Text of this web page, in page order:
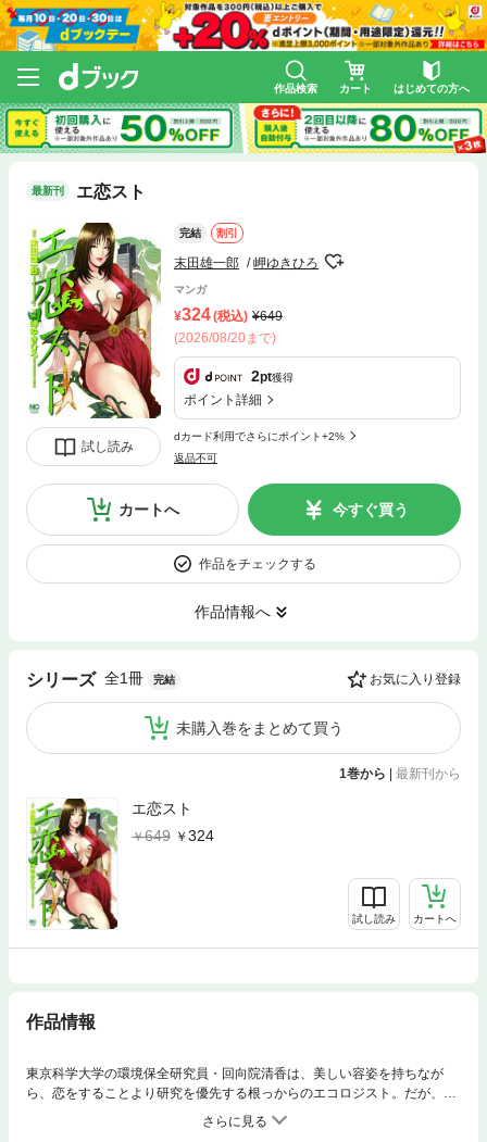
作品検索 カート はじめての方へ
最新刊 エ恋スト
試し読み
完結 割引
末田雄一郎 岬ゆきひろ
マンガ
324(税込)
649
(2026/08/20まで)
2pt獲得
ポイント詳細
dカード利用でさらにポイント+2%
返品不可
カートへ 今すぐ買う
作品をチェックする
作品情報へ
シリーズ 全1冊 完結 お気に入り登録
未購入巻をまとめて買う
1巻から | 最新刊から
エ恋スト
649
324
試し読み カートへ
作品情報
東京科学大学の環境保全研究員・回向院清香は、美しい容姿を持ちなが
ら、恋をすることより研究を優先する根っからのエコロジスト。だが、そ
れは昼の顔であり、夜には別の顔が…。それはなんと、伝説のコールガー
ル!! 数多の客がその美貌による奉仕を受けたいとオファーが殺到する。い